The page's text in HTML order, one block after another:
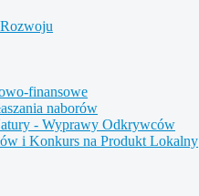
finansowe
naborów
- Wyprawy Odkrywców
i Konkurs na Produkt Lokalny